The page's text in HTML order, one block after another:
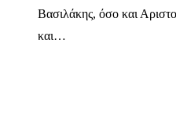
Βασιλάκης, όσο και
και…